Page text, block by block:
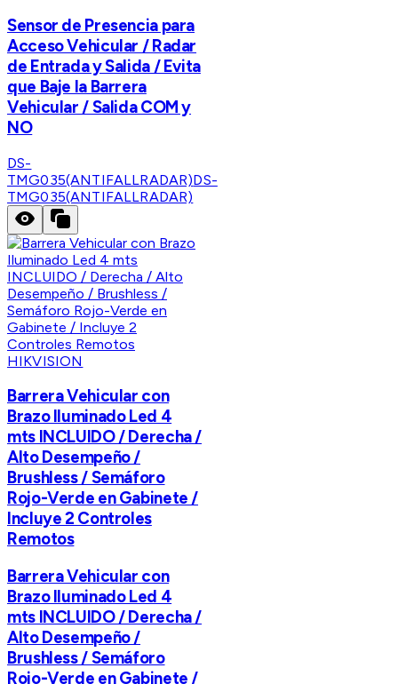
Sensor de Presencia para
Acceso Vehicular / Radar
de Entrada y Salida / Evita
que Baje la Barrera
Vehicular / Salida COM y
NO
DS-
TMG035(ANTIFALLRADAR)DS-
TMG035(ANTIFALLRADAR)
HIKVISION
Barrera Vehicular con
Brazo Iluminado Led 4
mts INCLUIDO / Derecha /
Alto Desempeño /
Brushless / Semáforo
Rojo-Verde en Gabinete /
Incluye 2 Controles
Remotos
Barrera Vehicular con
Brazo Iluminado Led 4
mts INCLUIDO / Derecha /
Alto Desempeño /
Brushless / Semáforo
Rojo-Verde en Gabinete /